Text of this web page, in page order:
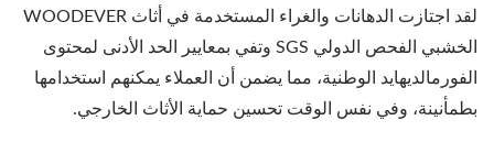
لقد اجتازت الدهانات والغراء المستخدمة في أثاث WOODEVER
الخشبي الفحص الدولي SGS وتفي بمعايير الحد الأدنى لمحتوى
الفورمالديهايد الوطنية، مما يضمن أن العملاء يمكنهم استخدامها
بطمأنينة، وفي نفس الوقت تحسين حماية الأثاث الخارجي.